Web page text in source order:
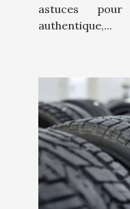
astuces
authentique,...